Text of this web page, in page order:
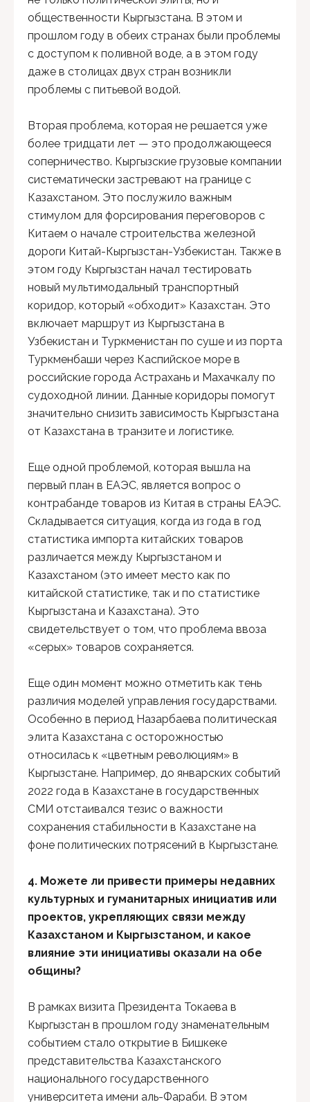
общественности Кыргызстана. В этом и
прошлом году в обеих странах были проблемы
с доступом к поливной воде, а в этом году
даже в столицах двух стран возникли
проблемы с питьевой водой.
Вторая проблема, которая не решается уже
более тридцати лет — это продолжающееся
соперничество. Кыргызские грузовые компании
систематически застревают на границе с
Казахстаном. Это послужило важным
стимулом для форсирования переговоров с
Китаем о начале строительства железной
дороги Китай-Кыргызстан-Узбекистан. Также в
этом году Кыргызстан начал тестировать
новый мультимодальный транспортный
коридор, который «обходит» Казахстан. Это
включает маршрут из Кыргызстана в
Узбекистан и Туркменистан по суше и из порта
Туркменбаши через Каспийское море в
российские города Астрахань и Махачкалу по
судоходной линии. Данные коридоры помогут
значительно снизить зависимость Кыргызстана
от Казахстана в транзите и логистике.
Еще одной проблемой, которая вышла на
первый план в ЕАЭС, является вопрос о
контрабанде товаров из Китая в страны ЕАЭС.
Складывается ситуация, когда из года в год
статистика импорта китайских товаров
различается между Кыргызстаном и
Казахстаном (это имеет место как по
китайской статистике, так и по статистике
Кыргызстана и Казахстана). Это
свидетельствует о том, что проблема ввоза
«серых» товаров сохраняется.
Еще один момент можно отметить как тень
различия моделей управления государствами.
Особенно в период Назарбаева политическая
элита Казахстана с осторожностью
относилась к «цветным революциям» в
Кыргызстане. Например, до январских событий
2022 года в Казахстане в государственных
СМИ отстаивался тезис о важности
сохранения стабильности в Казахстане на
фоне политических потрясений в Кыргызстане.
4. Можете ли привести примеры недавних
культурных и гуманитарных инициатив или
проектов, укрепляющих связи между
Казахстаном и Кыргызстаном, и какое
влияние эти инициативы оказали на обе
общины?
В рамках визита Президента Токаева в
Кыргызстан в прошлом году знаменательным
событием стало открытие в Бишкеке
представительства Казахстанского
национального государственного
университета имени аль-Фараби. В этом